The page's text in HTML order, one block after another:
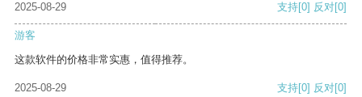
2025-08-29
支持[0] 反对[0]
游客
这款软件的价格非常实惠，值得推荐。
2025-08-29 支持[0] 反对[0]